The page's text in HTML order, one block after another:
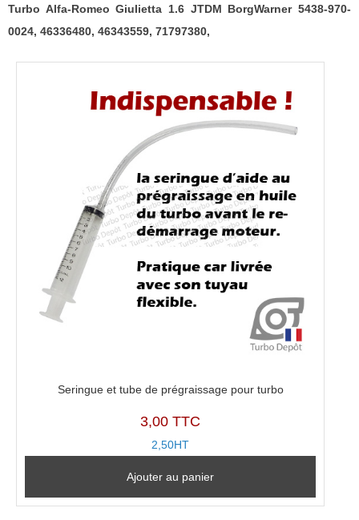
970-
0024,
Turbo Alfa-Romeo Giulietta 1.6 JTDM BorgWarner 5438-970-
0024, 46336480, 46343559, 71797380,
Seringue et tube de prégraissage pour turbo
3,00 TTC
2,50HT
Ajouter au panier